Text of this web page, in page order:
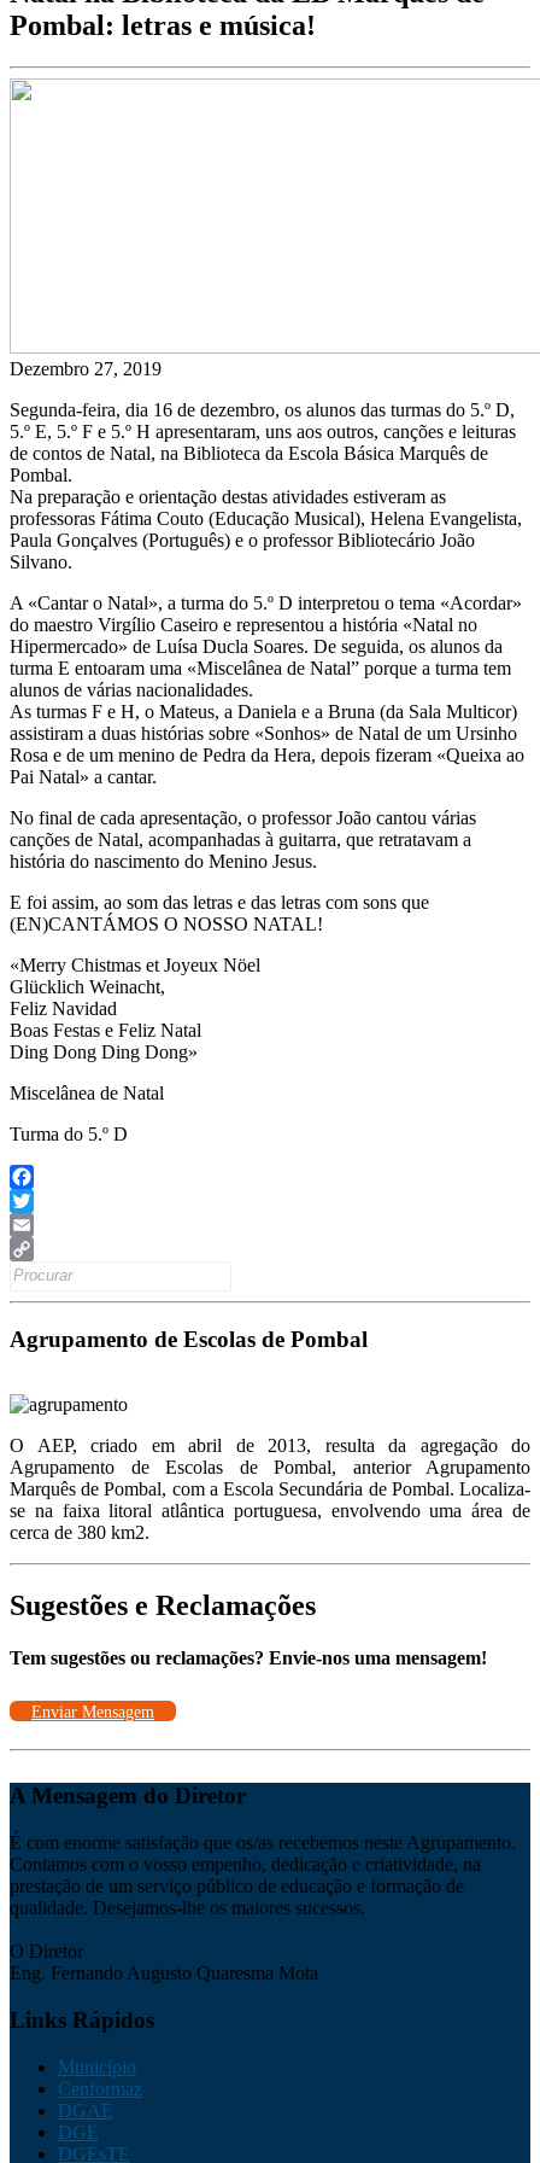
Pombal: letras e música!
Dezembro 27, 2019
Segunda-feira, dia 16 de dezembro, os alunos das turmas do 5.º D,
5.º E, 5.º F e 5.º H apresentaram, uns aos outros, canções e leituras
de contos de Natal, na Biblioteca da Escola Básica Marquês de
Pombal.
Na preparação e orientação destas atividades estiveram as
professoras Fátima Couto (Educação Musical), Helena Evangelista,
Paula Gonçalves (Português) e o professor Bibliotecário João
Silvano.
A «Cantar o Natal», a turma do 5.º D interpretou o tema «Acordar»
do maestro Virgílio Caseiro e representou a história «Natal no
Hipermercado» de Luísa Ducla Soares. De seguida, os alunos da
turma E entoaram uma «Miscelânea de Natal” porque a turma tem
alunos de várias nacionalidades.
As turmas F e H, o Mateus, a Daniela e a Bruna (da Sala Multicor)
assistiram a duas histórias sobre «Sonhos» de Natal de um Ursinho
Rosa e de um menino de Pedra da Hera, depois fizeram «Queixa ao
Pai Natal» a cantar.
No final de cada apresentação, o professor João cantou várias
canções de Natal, acompanhadas à guitarra, que retratavam a
história do nascimento do Menino Jesus.
E foi assim, ao som das letras e das letras com sons que
(EN)CANTÁMOS O NOSSO NATAL!
«Merry Chistmas et Joyeux Nöel
Glücklich Weinacht,
Feliz Navidad
Boas Festas e Feliz Natal
Ding Dong Ding Dong»
Miscelânea de Natal
Turma do 5.º D
Facebook
Twitter
Email
Copy
Link
Search
Agrupamento de Escolas de Pombal
O AEP, criado em abril de 2013, resulta da agregação do
Agrupamento de Escolas de Pombal, anterior Agrupamento
Marquês de Pombal, com a Escola Secundária de Pombal. Localiza-
se na faixa litoral atlântica portuguesa, envolvendo uma área de
cerca de 380 km2.
Sugestões e Reclamações
Tem sugestões ou reclamações? Envie-nos uma mensagem!
Enviar Mensagem
A Mensagem do Diretor
É com enorme satisfação que os/as recebemos neste Agrupamento.
Contamos com o vosso empenho, dedicação e criatividade, na
prestação de um serviço público de educação e formação de
qualidade. Desejamos-lhe os maiores sucessos.
O Diretor
Eng. Fernando Augusto Quaresma Mota
Links Rápidos
Município
Cenformaz
DGAE
DGE
DGEsTE